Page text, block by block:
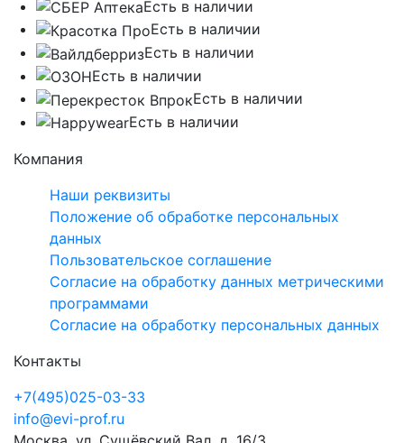
Есть в наличии
Есть в наличии
Есть в наличии
Есть в наличии
Есть в наличии
Есть в наличии
Компания
Наши реквизиты
Положение об обработке персональных
данных
Пользовательское соглашение
Согласие на обработку данных метрическими
программами
Согласие на обработку персональных данных
Контакты
+7(495)025-03-33
info@evi-prof.ru